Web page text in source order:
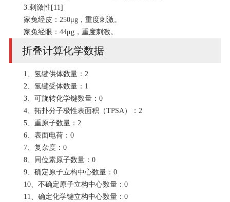
3.刺激性[11]
家兔经皮：250μg，重度刺激。
家兔经眼：44μg，重度刺激。
折叠计算化学数据
1、氢键供体数量：2
2、氢键受体数量：1
3、可旋转化学键数量：0
4、拓扑分子极性表面积（TPSA）：2
5、重原子数量：2
6、表面电荷：0
7、复杂度：0
8、同位素原子数量：0
9、确定原子立构中心数量：0
10、不确定原子立构中心数量：0
11、确定化学键立构中心数量：0